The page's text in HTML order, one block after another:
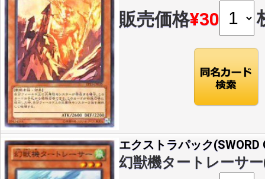
販売価格¥30
エクストラパック(SWORD
幻獣機タートレーサ